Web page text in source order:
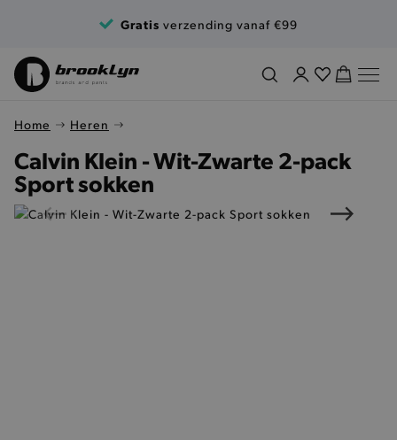
Gratis verzending vanaf €99
Home Heren
Calvin Klein - Wit-Zwarte 2-pack
Sport sokken